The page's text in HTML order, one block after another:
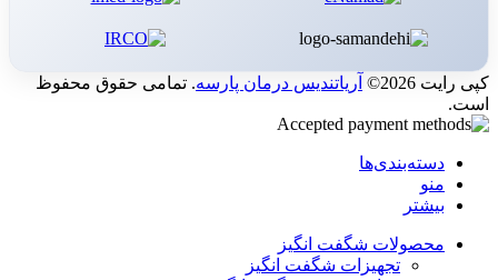
کپی رایت 2026© آریاتندیس درمان پارسه. تمامی حقوق محفوظ
است.
دسته‌بندی‌ها
منو
بیشتر
محصولات شگفت انگیز
تجهیزات شگفت انگیز